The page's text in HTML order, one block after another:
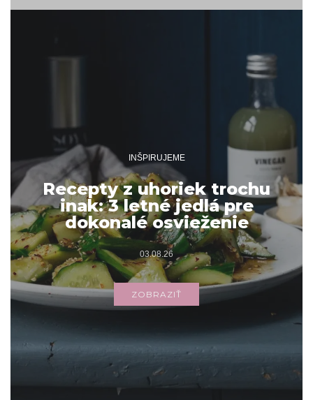
INŠPIRUJEME
Recepty z uhoriek trochu
inak: 3 letné jedlá pre
dokonalé osvieženie
03.08.26
ZOBRAZIŤ
Archív